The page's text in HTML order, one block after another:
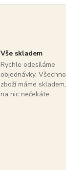
Vše skladem
Rychle odesíláme
objednávky. Všechno
zboží máme skladem,
na nic nečekáte.